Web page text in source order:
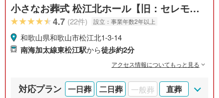
小さなお葬式 松江北ホール【旧：セレモニ
ーハウス 松江北】
4.7 (22件) 設立： 事業年数2年以上
和歌山県和歌山市松江北1-3-14
南海加太線東松江駅から徒歩約2分
アクセス情報についてもっと見る
対応プラン 一日葬 二日葬 一般葬 直葬